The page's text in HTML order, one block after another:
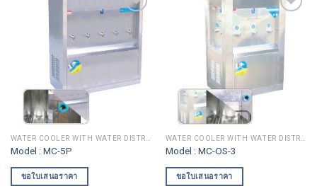
Add to
wishlist
Model : MC-5P
ขอใบเสนอราคา
Add to
wishlist
Model : MC-OS-3
ขอใบเสนอราคา